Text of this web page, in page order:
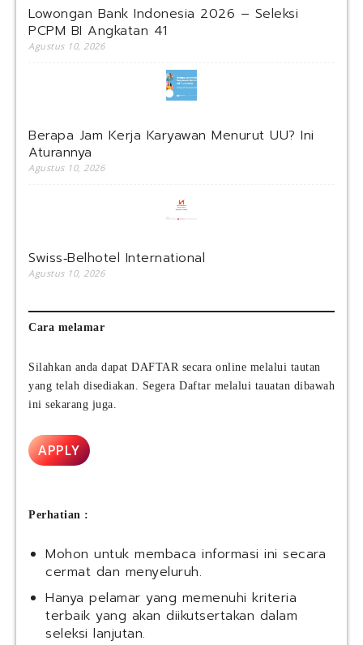
Lowongan Bank Indonesia 2026 – Seleksi
PCPM BI Angkatan 41
Agustus 10, 2026
Berapa Jam Kerja Karyawan Menurut UU? Ini
Aturannya
Agustus 10, 2026
Swiss‑Belhotel International
Agustus 10, 2026
Cara melamar
Silahkan anda dapat DAFTAR secara online melalui tautan
yang telah disediakan. Segera Daftar melalui tauatan dibawah
ini sekarang juga.
APPLY
Perhatian :
Mohon untuk membaca informasi ini secara
cermat dan menyeluruh.
Hanya pelamar yang memenuhi kriteria
terbaik yang akan diikutsertakan dalam
seleksi lanjutan.